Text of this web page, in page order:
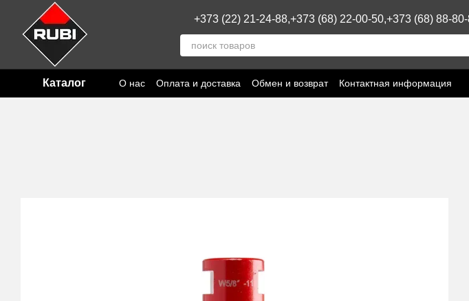
Перейти к основному контенту
+373 (22) 21-24-88,+373 (68) 22-00-50,+373 (68) 88-
Каталог О нас Оплата и доставка Обмен и возврат Контактная информация